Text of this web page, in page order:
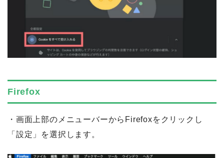
Firefox
・画面上部のメニューバーからFirefoxをクリックし
「設定」を選択します。